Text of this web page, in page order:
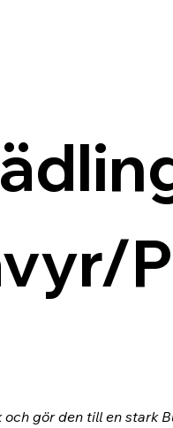
gör den till en stark